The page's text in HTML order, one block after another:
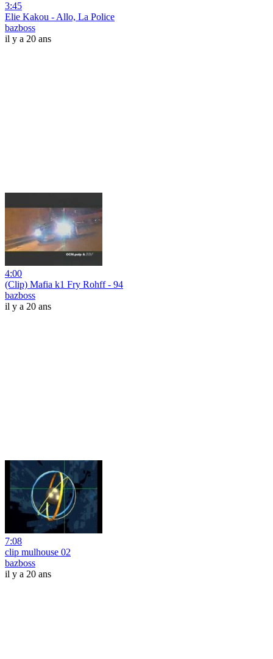
3:45
Elie Kakou - Allo, La Police
bazboss
il y a 20 ans
4:00
(Clip) Mafia k1 Fry Rohff - 94
bazboss
il y a 20 ans
7:08
clip mulhouse 02
bazboss
il y a 20 ans